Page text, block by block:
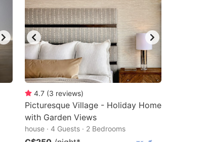
4.7 (3 reviews)
Picturesque Village - Holiday Home
with Garden Views
house · 4 Guests · 2 Bedrooms